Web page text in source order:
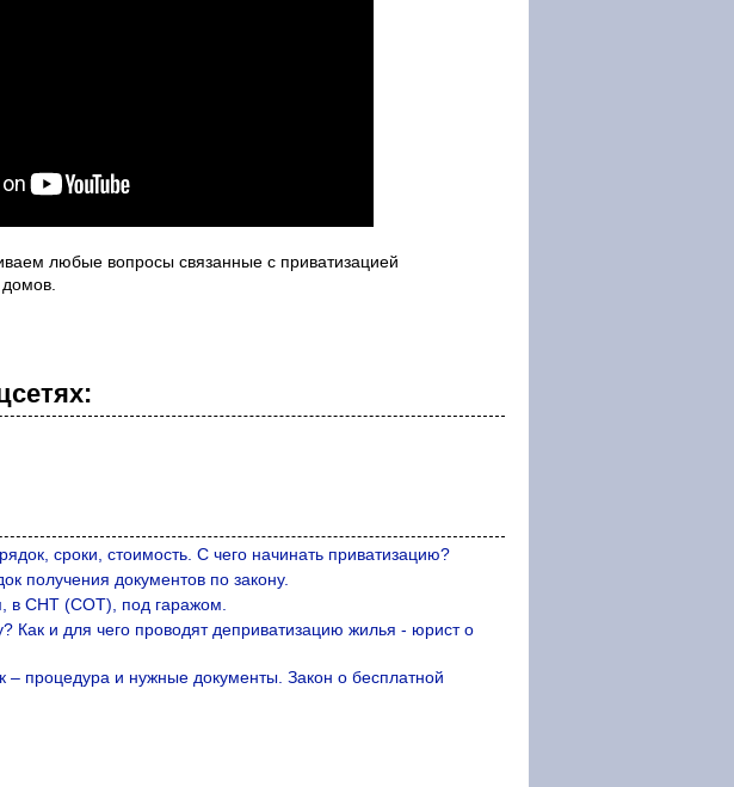
любые вопросы связанные с приватизацией
сроки, стоимость. С чего начинать приватизацию?
получения документов по закону.
в СНТ (СОТ), под гаражом.
Как и для чего проводят деприватизацию жилья - юрист о
– процедура и нужные документы. Закон о бесплатной